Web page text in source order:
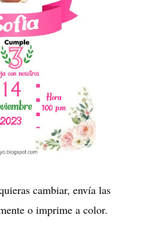
cambiar, envía las
o imprime a color.